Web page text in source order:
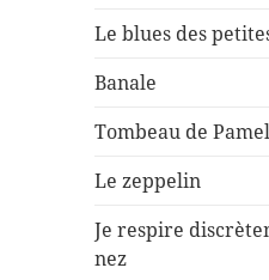
Le blues des
Banale
Tombeau de
Le zeppelin
Je respire
nez